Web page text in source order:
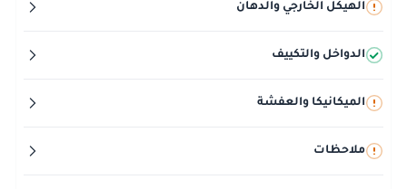
الهيكل الخارجي والدهان
الدواخل والتكييف
الميكانيكا والعفشة
ملاحظات